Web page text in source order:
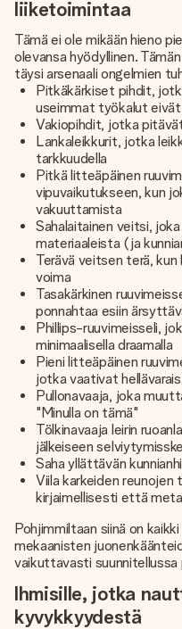
liiketoimintaa
Tämä ei ole mikään hieno
olevansa hyödyllinen.
täysi arsenaali ongelmien
Pitkäkärkiset pihdit,
useimmat työkalut eivät
Vakiopihdit, jotka
Lankaleikkurit, jotka
tarkkuudella
Pitkä litteäpäinen
vipuvaikutukseen, kun
vakuuttamista
Sahalaitainen veitsi,
materiaaleista (ja
Terävä veitsen terä, kun
voima
Tasakärkinen
ponnahtaa esiin
Phillips-ruuvimeisseli,
minimaalisella draamalla
Pieni litteäpäinen
jotka vaativat
Pullonavaaja, joka
"Minulla on tämä"
Tölkinavaaja leirin
jälkeiseen
Saha yllättävän
Viila karkeiden
kirjaimellisesti että
Pohjimmiltaan siinä on
mekaanisten
vaikuttavasti suunnitellussa
Ihmisille, jotka
kyvykkyydestä